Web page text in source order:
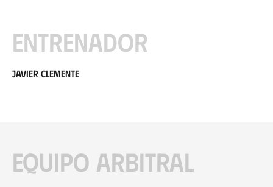
Entrenador
Javier Clemente
Equipo arbitral